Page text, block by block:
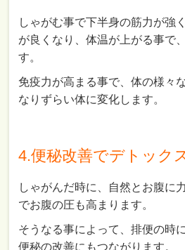
しゃがむ事で下半身の筋力が強
が良くなり、体温が上がる事で
す。
免疫力が高まる事で、体の様々
なりずらい体に変化します。
4.便秘改善でデトック
しゃがんだ時に、自然とお腹に
でお腹の圧も高まります。
そうなる事によって、排便の時
便秘の改善にもつながります。